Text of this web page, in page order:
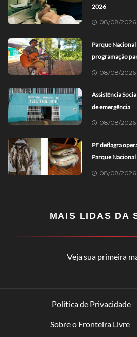
2026
08/08/2026
Parque
programação
08/08/2026
Assistência
de emergência
08/08/2026
PF deflagra
Parque
08/08/2026
MAIS LIDAS DA
Veja sua primeira
Política de Privacidade
Sobre o Fronteira Livre